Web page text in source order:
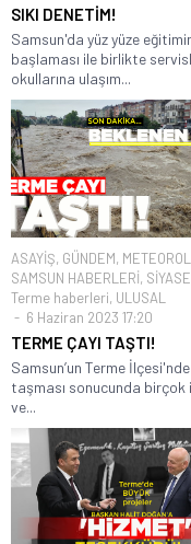
SIKI DENETİM!
Samsun'da yüz yüze
başlaması ile birlikte
okullarına ulaşım...
ASAYİŞ, GÜNDEM,
SAMSUN HABERLERİ,
Terme haberleri, ULUSAL
6 Haziran 2023 17:20
TERME ÇAYI TAŞTI!
Samsun’un Terme İlçesi'nde
taşması sonucunda birçok
ve...